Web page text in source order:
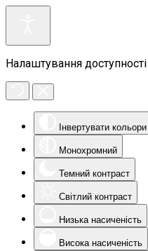
Налаштування доступності
Інвертувати кольори
Монохромний
Темний контраст
Світлий контраст
Низька насиченість
Висока насиченість